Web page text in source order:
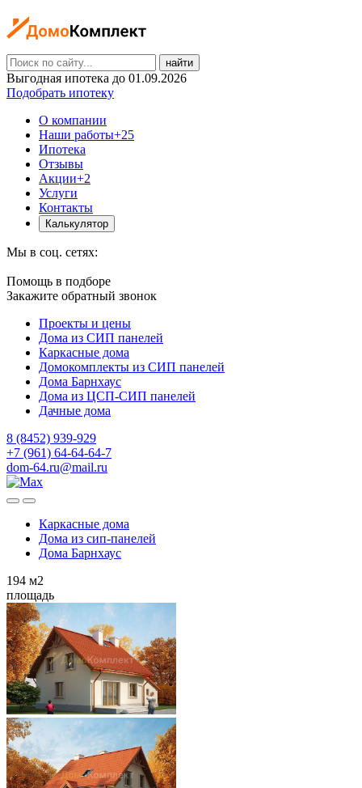
найти
Выгодная ипотека до 01.09.2026
Подобрать ипотеку
О компании
Наши работы+25
Ипотека
Отзывы
Акции+2
Услуги
Контакты
Калькулятор
Мы в соц. сетях:
Помощь в подборе
Закажите обратный звонок
Проекты и цены
Дома из СИП панелей
Каркасные дома
Домокомплекты из СИП панелей
Дома Барнхаус
Дома из ЦСП-СИП панелей
Дачные дома
8 (8452) 939-929
+7 (961) 64-64-64-7
dom-64.ru@mail.ru
Каркасные дома
Дома из сип-панелей
Дома Барнхаус
194 м2
площадь